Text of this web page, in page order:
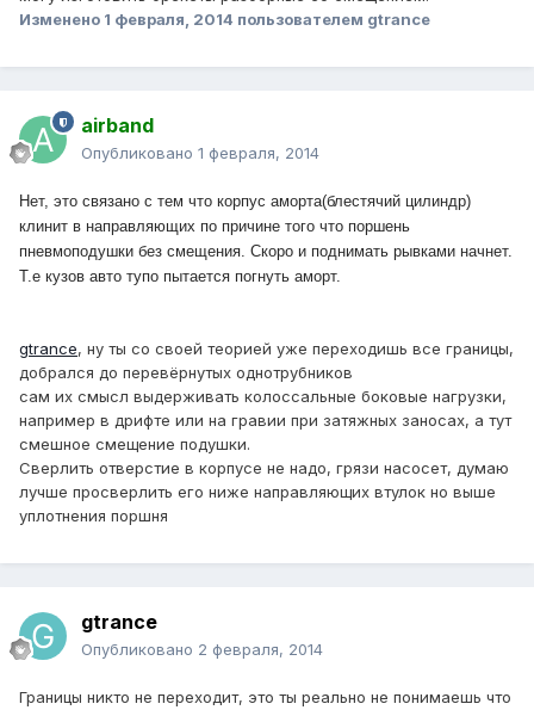
Изменено 1 февраля, 2014 пользователем gtrance
airband
Опубликовано 1 февраля, 2014
Нет, это связано с тем что корпус аморта(блестячий цилиндр)
клинит в направляющих по причине того что поршень
пневмоподушки без смещения. Скоро и поднимать рывками начнет.
Т.е кузов авто тупо пытается погнуть аморт.
gtrance, ну ты со своей теорией уже переходишь все границы,
добрался до перевёрнутых однотрубников
сам их смысл выдерживать колоссальные боковые нагрузки,
например в дрифте или на гравии при затяжных заносах, а тут
смешное смещение подушки.
Сверлить отверстие в корпусе не надо, грязи насосет, думаю
лучше просверлить его ниже направляющих втулок но выше
уплотнения поршня
gtrance
Опубликовано 2 февраля, 2014
Границы никто не переходит, это ты реально не понимаешь что